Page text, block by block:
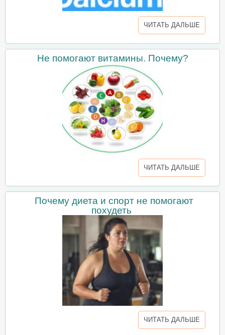
ЧИТАТЬ ДАЛЬШЕ
Не помогают витамины. Почему?
ЧИТАТЬ ДАЛЬШЕ
Почему диета и спорт не помогают
похудеть
ЧИТАТЬ ДАЛЬШЕ